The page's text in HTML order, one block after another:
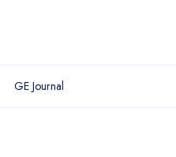
GE Journal